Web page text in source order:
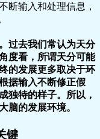
断输入和处理信息，
过去我们常认为天分
度看，所谓天分可能
的发展更多取决于环
据输入不断修正假
独特的样子。所以，
脑的发展环境。
键